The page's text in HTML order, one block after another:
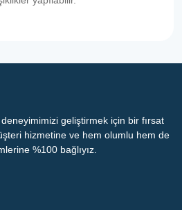
geliştirmek için bir fırsat
hizmetine ve hem olumlu hem de
%100 bağlıyız.